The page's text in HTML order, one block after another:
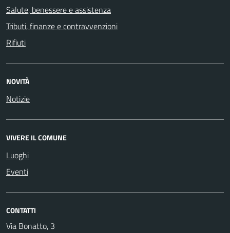
Salute, benessere e assistenza
Tributi, finanze e contravvenzioni
Rifiuti
NOVITÀ
Notizie
VIVERE IL COMUNE
Luoghi
Eventi
CONTATTI
Via Bonatto, 3